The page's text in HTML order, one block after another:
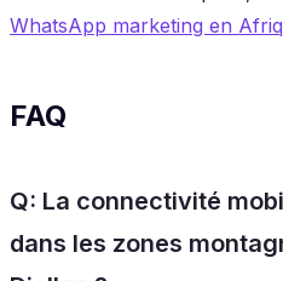
WhatsApp marketing en
FAQ
Q: La connectivité
dans les zones